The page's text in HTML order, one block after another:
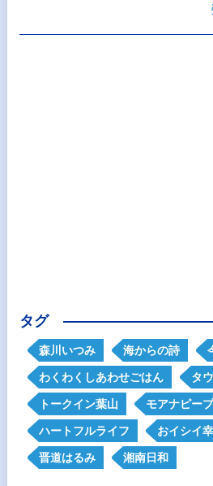
タグ
森川いつみ 海からの詩
わくわくしあわせごはん タ
トークイン葉山 モアナピー
ハートフルライフ おイシイ
晋道はるみ 湘南日和